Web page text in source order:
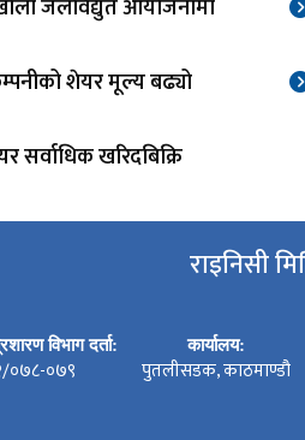
जलविद्युत आयोजनामा
शेयर मूल्य बढ्यो
खरिदबिक्रि
राइनिसी
विभाग दर्ता:
०७८-०७९
कार्यालय:
पुतलीसडक, काठमाण्डौ